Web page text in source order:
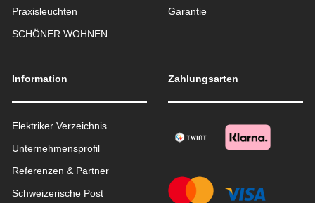
Praxisleuchten
SCHÖNER WOHNEN
Garantie
Information
Elektriker Verzeichnis
Unternehmensprofil
Referenzen & Partner
Schweizerische Post
Zahlungsarten